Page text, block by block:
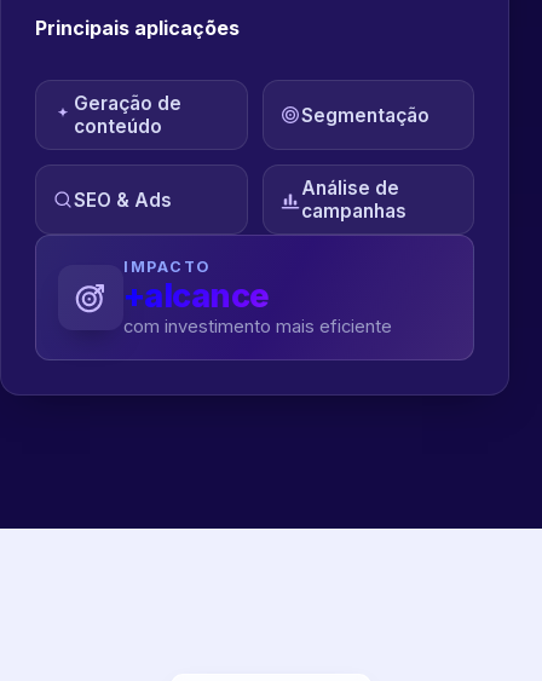
Principais aplicações
Geração de
conteúdo
Segmentação
SEO & Ads
Análise de
campanhas
IMPACTO
+alcance
com investimento mais eficiente